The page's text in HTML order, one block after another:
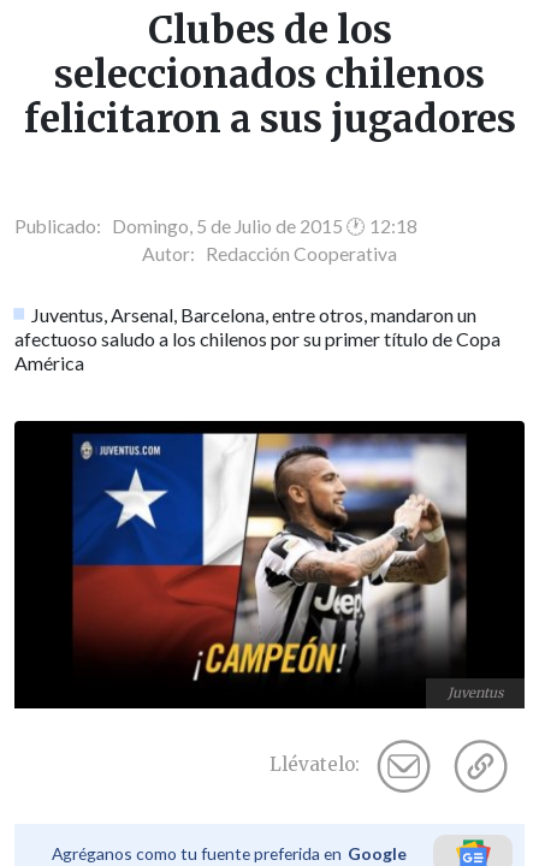
Clubes de los
seleccionados chilenos
felicitaron a sus jugadores
Publicado: Domingo, 5 de Julio de 2015 🕐 12:18
Autor: Redacción Cooperativa
Juventus, Arsenal, Barcelona, entre otros, mandaron un
afectuoso saludo a los chilenos por su primer título de Copa
América
Juventus
Llévatelo:
Agréganos como tu fuente preferida en Google